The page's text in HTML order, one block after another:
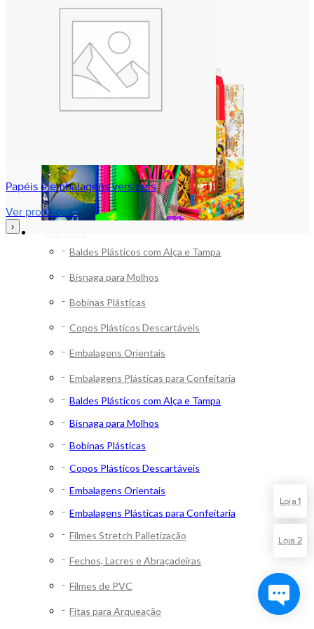
Loja 1
Loja 2
Baldes Plásticos com Alça e Tampa
Bisnaga para Molhos
Bobinas Plásticas
Copos Plásticos Descartáveis
Embalagens Orientais
Embalagens Plásticas para Confeitaria
Baldes Plásticos com Alça e Tampa
Bisnaga para Molhos
Bobinas Plásticas
Copos Plásticos Descartáveis
Embalagens Orientais
Embalagens Plásticas para Confeitaria
Filmes Stretch Palletização
Fechos, Lacres e Abraçadeiras
Filmes de PVC
Fitas para Arqueação
Papéis e embalagens versáteis
Ver produtos →
›